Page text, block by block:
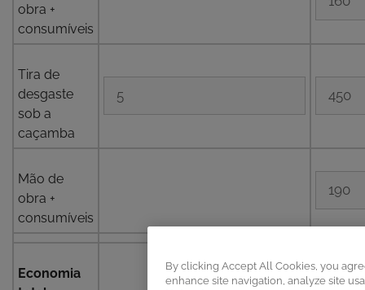
obra +
consumíveis
Tira de
desgaste
sob a
caçamba
Mão de
obra +
consumíveis
Economia
By clicking Accept All Cookies, you
enhance site navigation, analyze site